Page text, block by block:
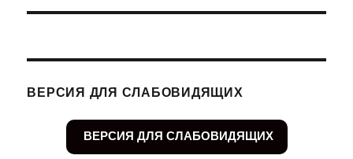
ВЕРСИЯ ДЛЯ СЛАБОВИДЯЩИХ
ВЕРСИЯ ДЛЯ СЛАБОВИДЯЩИХ